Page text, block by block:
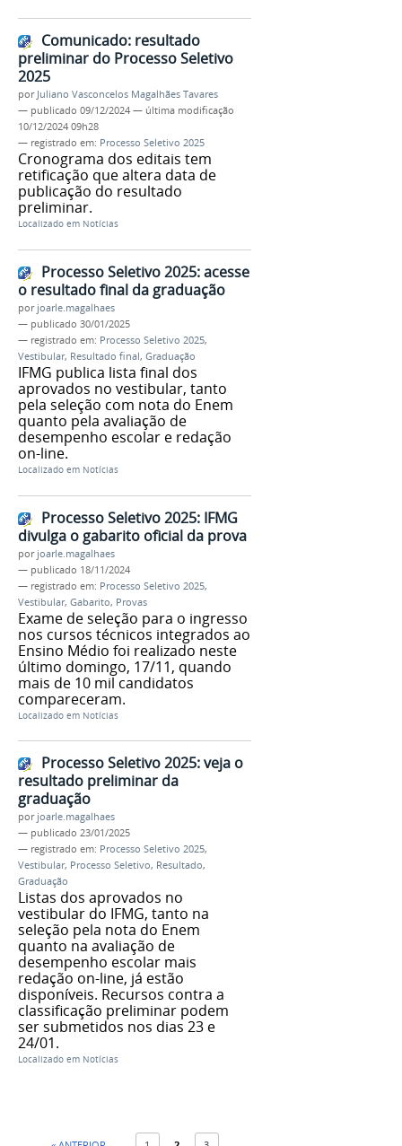
Comunicado: resultado
preliminar do Processo Seletivo
2025
por Juliano Vasconcelos Magalhães Tavares
— publicado 09/12/2024 — última modificação
10/12/2024 09h28
— registrado em: Processo Seletivo 2025
Cronograma dos editais tem
retificação que altera data de
publicação do resultado
preliminar.
Localizado em Notícias
Processo Seletivo 2025: acesse
o resultado final da graduação
por joarle.magalhaes
— publicado 30/01/2025
— registrado em: Processo Seletivo 2025,
Vestibular, Resultado final, Graduação
IFMG publica lista final dos
aprovados no vestibular, tanto
pela seleção com nota do Enem
quanto pela avaliação de
desempenho escolar e redação
on-line.
Localizado em Notícias
Processo Seletivo 2025: IFMG
divulga o gabarito oficial da prova
por joarle.magalhaes
— publicado 18/11/2024
— registrado em: Processo Seletivo 2025,
Vestibular, Gabarito, Provas
Exame de seleção para o ingresso
nos cursos técnicos integrados ao
Ensino Médio foi realizado neste
último domingo, 17/11, quando
mais de 10 mil candidatos
compareceram.
Localizado em Notícias
Processo Seletivo 2025: veja o
resultado preliminar da
graduação
por joarle.magalhaes
— publicado 23/01/2025
— registrado em: Processo Seletivo 2025,
Vestibular, Processo Seletivo, Resultado,
Graduação
Listas dos aprovados no
vestibular do IFMG, tanto na
seleção pela nota do Enem
quanto na avaliação de
desempenho escolar mais
redação on-line, já estão
disponíveis. Recursos contra a
classificação preliminar podem
ser submetidos nos dias 23 e
24/01.
Localizado em Notícias